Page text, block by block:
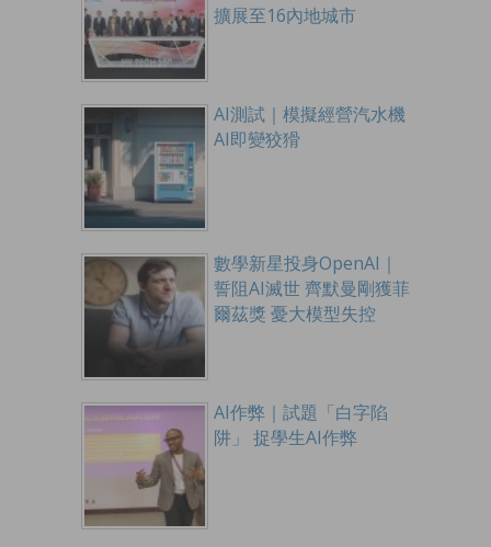
擴展至16內地城市
AI測試｜模擬經營汽水機
AI即變狡猾
數學新星投身OpenAI｜
誓阻AI滅世 齊默曼剛獲菲
爾茲獎 憂大模型失控
AI作弊｜試題「白字陷
阱」 捉學生AI作弊